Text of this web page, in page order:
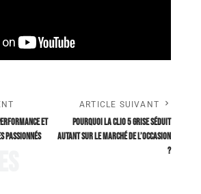
et
passionnés
ARTICLE SUIVANT
Pourquoi la Clio 5 grise séduit
autant sur le marché de l’occasion
?